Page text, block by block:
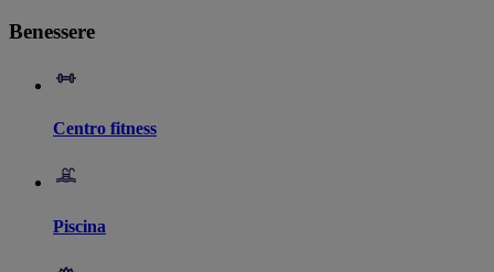
Benessere
Centro fitness
Piscina